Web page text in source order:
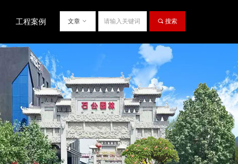
工程案例 끠 搜索
文章 ꀁ